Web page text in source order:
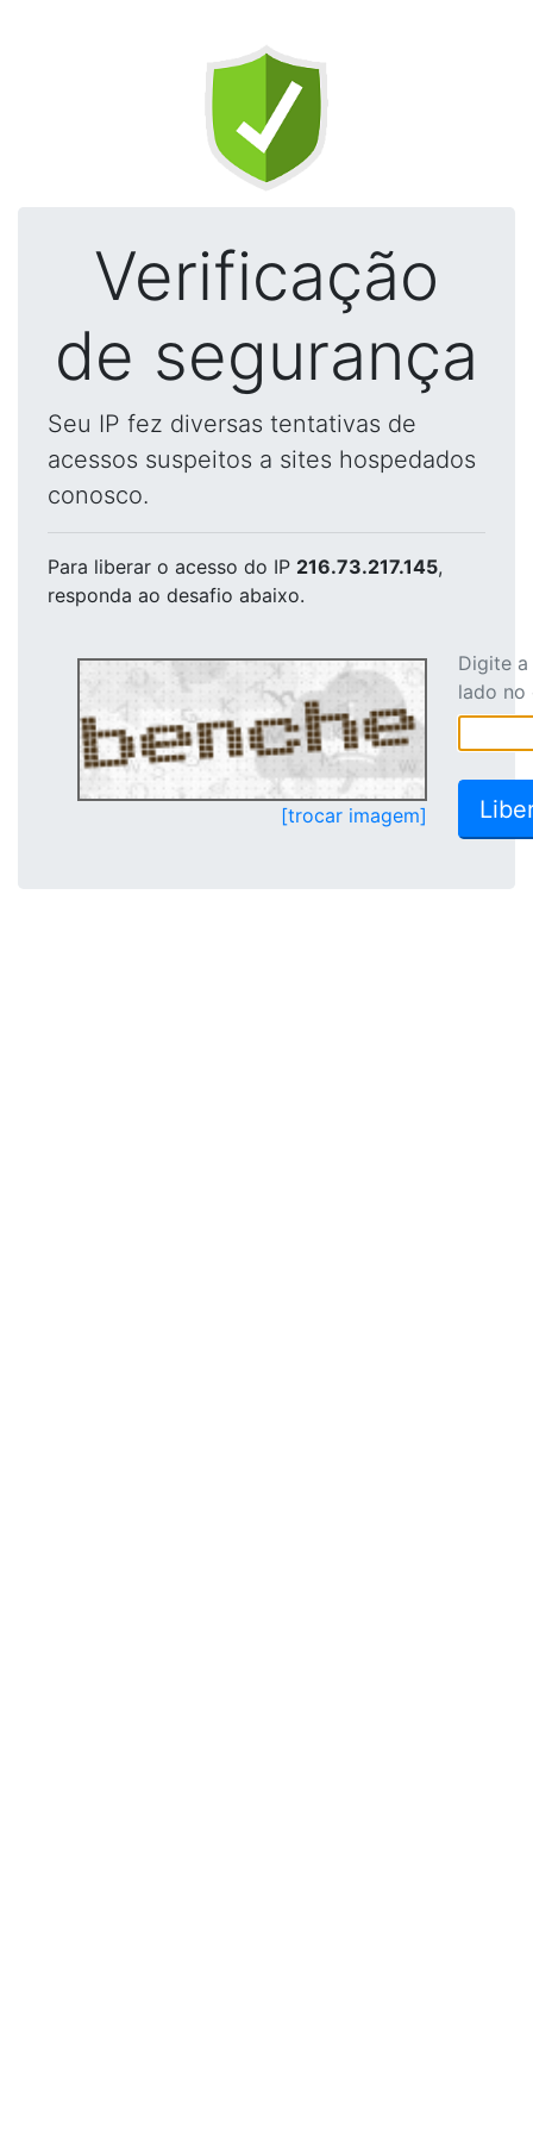
Verificação
de segurança
Seu IP fez diversas tentativas de
acessos suspeitos a sites hospedados
conosco.
Para liberar o acesso do IP 216.73.217.145,
responda ao desafio abaixo.
[trocar imagem]
Digite
lado no